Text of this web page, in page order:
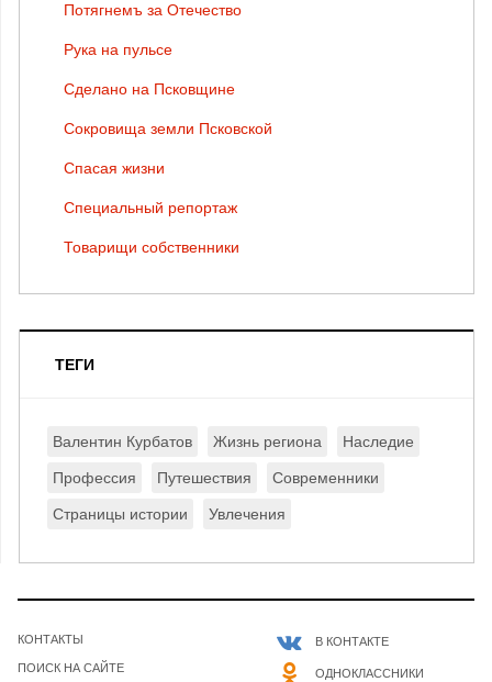
Потягнемъ за Отечество
Рука на пульсе
Сделано на Псковщине
Сокровища земли Псковской
Спасая жизни
Специальный репортаж
Товарищи собственники
ТЕГИ
Валентин Курбатов Жизнь региона Наследие
Профессия Путешествия Современники
Страницы истории Увлечения
КОНТАКТЫ
ПОИСК НА САЙТЕ
В КОНТАКТЕ
ОДНОКЛАССНИКИ